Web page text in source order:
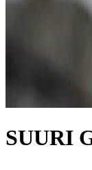
SUURI